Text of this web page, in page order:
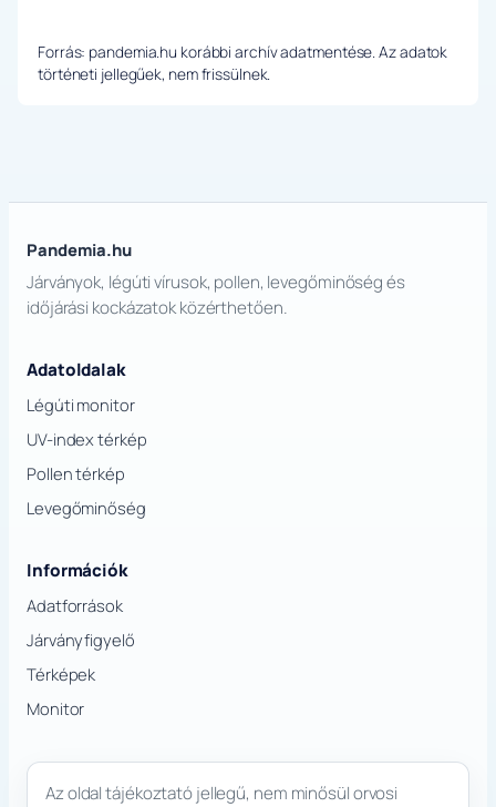
Forrás: pandemia.hu korábbi archív adatmentése. Az adatok
történeti jellegűek, nem frissülnek.
Pandemia.hu
Járványok, légúti vírusok, pollen, levegőminőség és
időjárási kockázatok közérthetően.
Adatoldalak
Légúti monitor
UV-index térkép
Pollen térkép
Levegőminőség
Információk
Adatforrások
Járványfigyelő
Térképek
Monitor
Az oldal tájékoztató jellegű, nem minősül orvosi